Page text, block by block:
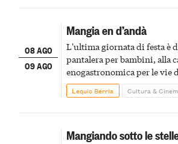
08 AGO
09 AGO
Mangia en d’andà
L'ultima giornata di festa è
pantalera per bambini, alla
enogastronomica per le vie
pirotecnico
Lequio Berria Cultura &
Mangiando sotto le